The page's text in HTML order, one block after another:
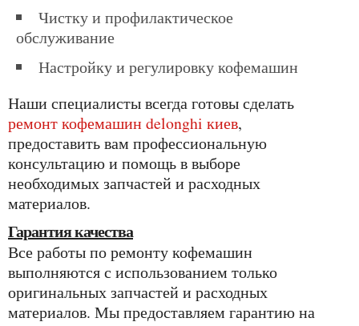
Чистку и профилактическое
обслуживание
Настройку и регулировку кофемашин
Наши специалисты всегда готовы сделать
ремонт кофемашин delonghi киев,
предоставить вам профессиональную
консультацию и помощь в выборе
необходимых запчастей и расходных
материалов.
Гарантия качества
Все работы по ремонту кофемашин
выполняются с использованием только
оригинальных запчастей и расходных
материалов. Мы предоставляем гарантию на